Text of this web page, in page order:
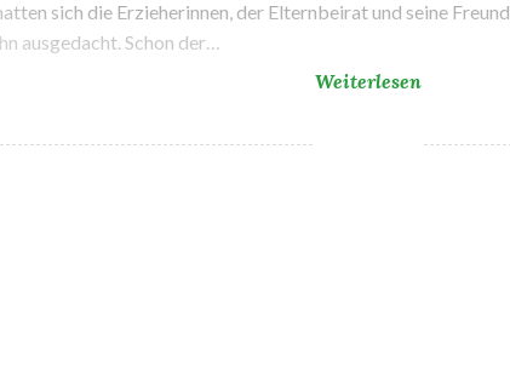
sich die Erzieherinnen, der Elternbeirat und seine
ausgedacht. Schon der…
WeiterlesenAbschied
Felix